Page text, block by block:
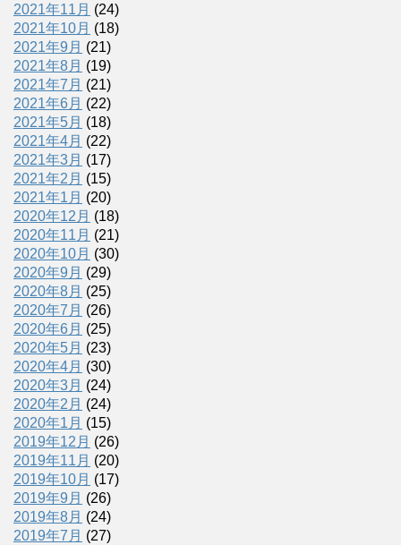
2021年11月 (24)
2021年10月 (18)
2021年9月 (21)
2021年8月 (19)
2021年7月 (21)
2021年6月 (22)
2021年5月 (18)
2021年4月 (22)
2021年3月 (17)
2021年2月 (15)
2021年1月 (20)
2020年12月 (18)
2020年11月 (21)
2020年10月 (30)
2020年9月 (29)
2020年8月 (25)
2020年7月 (26)
2020年6月 (25)
2020年5月 (23)
2020年4月 (30)
2020年3月 (24)
2020年2月 (24)
2020年1月 (15)
2019年12月 (26)
2019年11月 (20)
2019年10月 (17)
2019年9月 (26)
2019年8月 (24)
2019年7月 (27)